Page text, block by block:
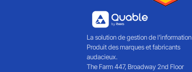
La solution de gestion de l’information
Produit des marques et fabricants
audacieux.
The Farm 447, Broadway 2nd Floor